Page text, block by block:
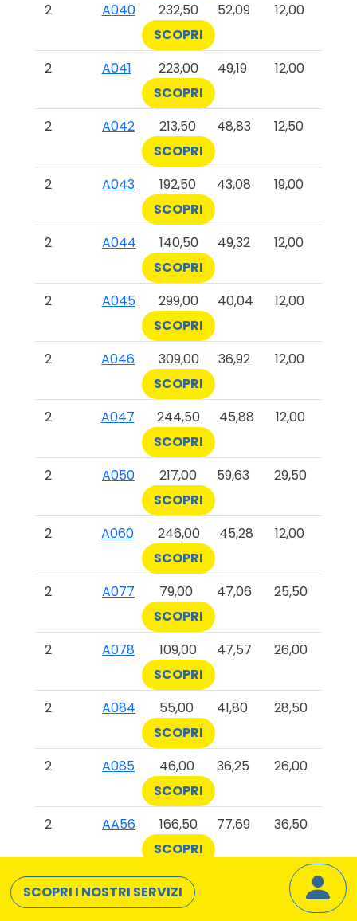
2
A040 232,50 52,09
12,00
SCOPRI
2
A041 223,00 49,19
12,00
SCOPRI
2
A042 213,50 48,83
12,50
SCOPRI
2
A043 192,50 43,08
19,00
SCOPRI
2
A044 140,50 49,32
12,00
SCOPRI
2
A045 299,00 40,04
12,00
SCOPRI
2
A046 309,00 36,92
12,00
SCOPRI
2
A047 244,50 45,88
12,00
SCOPRI
2
A050 217,00 59,63
29,50
SCOPRI
2
A060 246,00 45,28
12,00
SCOPRI
2
A077 79,00 47,06
25,50
SCOPRI
2
A078 109,00 47,57
26,00
SCOPRI
2
A084 55,00 41,80
28,50
SCOPRI
2
A085 46,00 36,25
26,00
SCOPRI
2
AA56 166,50 77,69
36,50
SCOPRI
2
AAAA 181,00
0,00
SCOPRI
SCOPRI I NOSTRI SERVIZI